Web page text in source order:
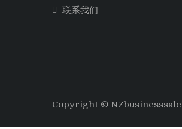
联系我们
Copyright ©